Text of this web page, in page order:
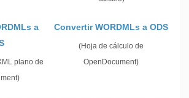
a
plano de
Convertir WORDMLs a ODS
(Hoja de cálculo de
OpenDocument)